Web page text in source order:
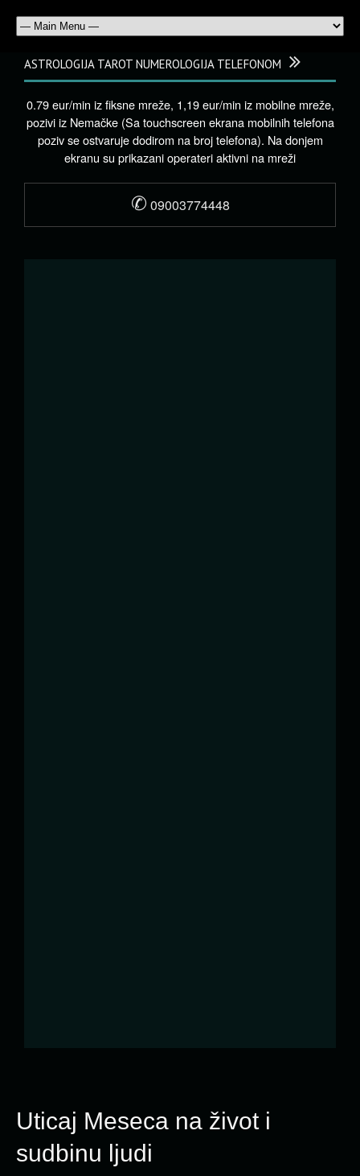
Uticaj Meseca na život i
sudbinu ljudi
ASTROLOGIJA TAROT NUMEROLOGIJA TELEFONOM
0.79 eur/min iz fiksne mreže, 1,19 eur/min iz mobilne mreže,
pozivi iz Nemačke (Sa touchscreen ekrana mobilnih telefona
poziv se ostvaruje dodirom na broj telefona). Na donjem
ekranu su prikazani operateri aktivni na mreži
✆ 09003774448